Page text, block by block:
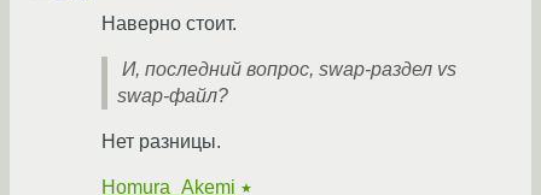
Наверно стоит.
И, последний вопрос, swap-раздел vs
swap-файл?
Нет разницы.
Homura_Akemi ★